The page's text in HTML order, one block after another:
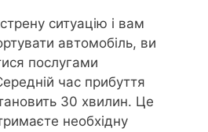
ситуацію і вам
автомобіль, ви
послугами
час прибуття
30 хвилин. Це
необхідну